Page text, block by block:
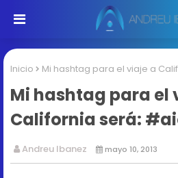
Inicio Mi hashtag para el viaje a
Mi hashtag para el
California será:
Andreu Ibanez mayo 10, 2013